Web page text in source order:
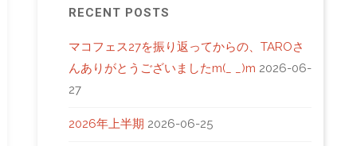
RECENT POSTS
マコフェス27を振り返ってからの、TAROさ
んありがとうございましたm(_ _)m 2026-06-
27
2026年上半期 2026-06-25